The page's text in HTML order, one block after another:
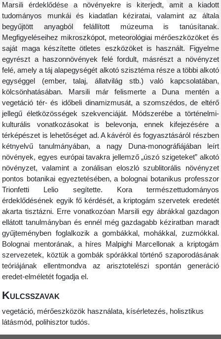
Marsili érdeklődése a növényekre is kiterjedt, amit a kiadott
tudományos munkái és kiadatlan kéziratai, valamint az általa
begyűjtött anyagból felállított múzeuma is tanúsítanak.
Megfigyeléseihez mikroszkópot, meteorológiai mérőeszközöket és
saját maga készítette ötletes eszközöket is használt. Figyelme
egyrészt a haszonnövények felé fordult, másrészt a növényzet
felé, amely a táj alapegységét alkotó szisztéma része a többi alkotó
egységgel (ember, talaj, állatvilág stb.) való kapcsolatában,
kölcsönhatásában. Marsili már felismerte a Duna mentén a
vegetáció tér- és időbeli dinamizmusát, a szomszédos, de eltérő
jellegű életközösségek szekvenciáját. Módszerébe a történelmi-
kulturális vonatkozásokat is belevonja, ennek kifejezésére a
térképészet is lehetőséget ad. A kávéról és fogyasztásáról részben
kétnyelvű tanulmányában, a nagy Duna-monográfiájában leírt
növények, egyes európai tavakra jellemző „úszó szigeteket” alkotó
növényzet, valamint a zonálisan eloszló szublitorális növényzet
pontos botanikai egyeztetésében, a bolognai botanikus professzor
Trionfetti Lelio segítette. Kora természettudományos
érdeklődésének egyik fő kérdését, a kriptogám szervetek eredetét
akarta tisztázni. Erre vonatkozóan Marsili egy ábrákkal gazdagon
ellátott tanulmányban és ennél még gazdagabb kéziratban maradt
gyűjteményben foglalkozik a gombákkal, mohákkal, zuzmókkal.
Bolognai mentorának, a híres Malpighi Marcellonak a kriptogám
szervezetek, köztük a gombák spórákkal történő szaporodásának
teóriájának ellentmondva az arisztotelészi spontán generáció
eredet-elméletét fogadja el.
Kulcsszavak
vegetáció, mérőeszközök használata, kísérletezés, holisztikus
látásmód, polihisztor tudós.